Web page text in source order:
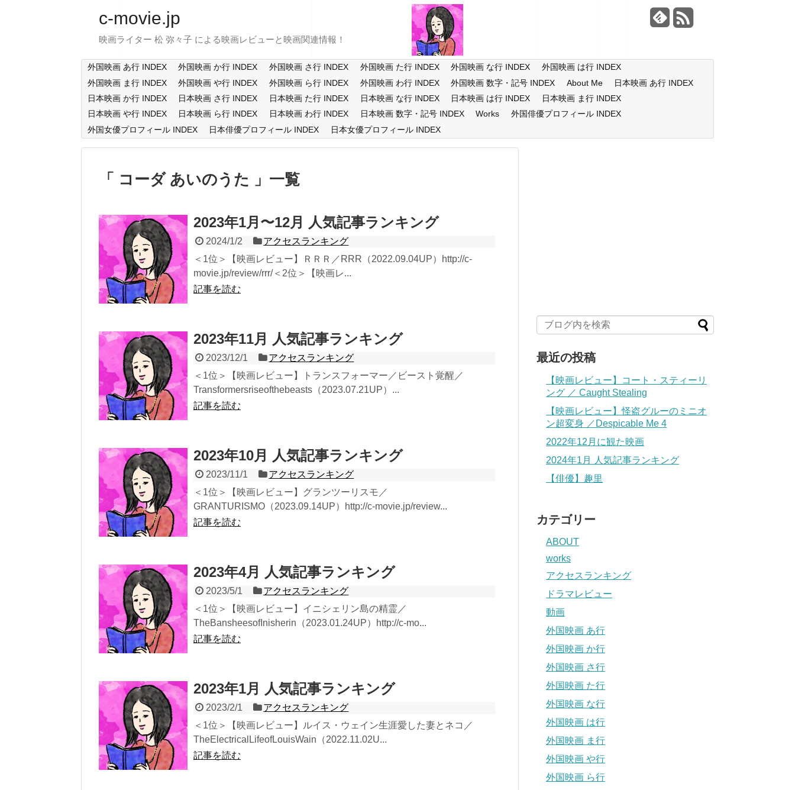
c-movie.jp
映画ライター 松 弥々子 による映画レビューと映画関連情報！
外国映画 あ行 INDEX 外国映画 か行 INDEX 外国映画 さ行 INDEX 外国映画 た行 INDEX 外国映画 な行 INDEX
外国映画 は行 INDEX
外国映画 ま行 INDEX
外国映画 や行 INDEX 外国映画 ら行 INDEX 外国映画 わ行 INDEX 外国映画 数字・記号 INDEX About Me
日本映画 あ行 INDEX
日本映画 か行 INDEX
日本映画 さ行 INDEX 日本映画 た行 INDEX 日本映画 な行 INDEX 日本映画 は行 INDEX
日本映画 ま行 INDEX
日本映画 や行 INDEX
日本映画 ら行 INDEX 日本映画 わ行 INDEX 日本映画 数字・記号 INDEX Works
外国俳優プロフィール INDEX
外国女優プロフィール INDEX
日本俳優プロフィール INDEX 日本女優プロフィール INDEX
コーダ あいのうた 一覧
2023年1月〜12月 人気記事ランキング
2024/1/2
アクセスランキング
＜1位＞【映画レビュー】ＲＲＲ／RRR（2022.09.04UP）http://c-
movie.jp/review/rrr/＜2位＞【映画レ...
記事を読む
2023年11月 人気記事ランキング
2023/12/1
アクセスランキング
＜1位＞【映画レビュー】トランスフォーマー／ビースト覚醒／
Transformersriseofthebeasts（2023.07.21UP）...
記事を読む
2023年10月 人気記事ランキング
2023/11/1
アクセスランキング
＜1位＞【映画レビュー】グランツーリスモ／
GRANTURISMO（2023.09.14UP）http://c-movie.jp/review...
記事を読む
2023年4月 人気記事ランキング
2023/5/1
アクセスランキング
＜1位＞【映画レビュー】イニシェリン島の精霊／
TheBansheesofInisherin（2023.01.24UP）http://c-mo...
記事を読む
2023年1月 人気記事ランキング
2023/2/1
アクセスランキング
＜1位＞【映画レビュー】ルイス・ウェイン生涯愛した妻とネコ／
TheElectricalLifeofLouisWain（2022.11.02U...
記事を読む
最近の投稿
【映画レビュー】コート・スティーリ
ング ／ Caught Stealing
【映画レビュー】怪盗グルーのミニオ
ン超変身 ／Despicable Me 4
2022年12月に観た映画
2024年1月 人気記事ランキング
【俳優】趣里
カテゴリー
ABOUT
works
アクセスランキング
ドラマレビュー
動画
外国映画 あ行
外国映画 か行
外国映画 さ行
外国映画 た行
外国映画 な行
外国映画 は行
外国映画 ま行
外国映画 や行
外国映画 ら行